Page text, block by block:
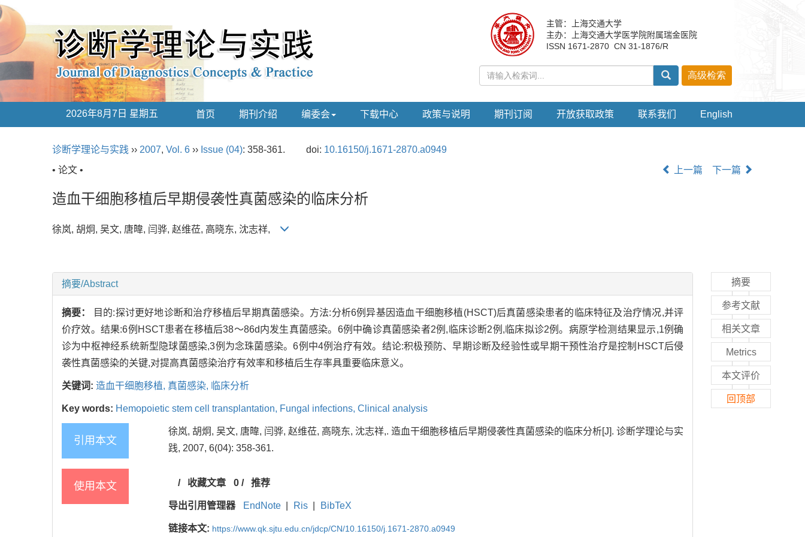
主管：上海交通大学
主办：上海交通大学医学院附属瑞金医院
ISSN 1671-2870 CN 31-1876/R
2026年8月7日 星期五 首页 期刊介绍 编委会 下载中心 政策与说明 期刊订阅 开放获取政策 联系我们 English
诊断学理论与实践 ›› 2007, Vol. 6 ›› Issue (04): 358-361. doi: 10.16150/j.1671-2870.a0949
• 论文 •
上一篇 下一篇
造血干细胞移植后早期侵袭性真菌感染的临床分析
徐岚, 胡炯, 吴文, 唐暐, 闫骅, 赵维莅, 高晓东, 沈志祥,
摘要/Abstract
摘要：
目的:探讨更好地诊断和治疗移植后早期真菌感染。方法:分析6例异基因造血干细胞移植(HSCT)后真菌感染患者的临床特征及治疗情况,并评
价疗效。结果:6例HSCT患者在移植后38～86d内发生真菌感染。6例中确诊真菌感染者2例,临床诊断2例,临床拟诊2例。病原学检测结果显示,1例确
诊为中枢神经系统新型隐球菌感染,3例为念珠菌感染。6例中4例治疗有效。结论:积极预防、早期诊断及经验性或早期干预性治疗是控制HSCT后侵
袭性真菌感染的关键,对提高真菌感染治疗有效率和移植后生存率具重要临床意义。
关键词: 造血干细胞移植, 真菌感染, 临床分析
Key words: Hemopoietic stem cell transplantation, Fungal infections, Clinical analysis
引用本文
徐岚, 胡炯, 吴文, 唐暐, 闫骅, 赵维莅, 高晓东, 沈志祥,. 造血干细胞移植后早期侵袭性真菌感染的临床分析[J]. 诊断学理论与实
践, 2007, 6(04): 358-361.
使用本文 / 收藏文章 0/ 推荐
导出引用管理器 EndNote Ris BibTeX
链接本文: https://www.qk.sjtu.edu.cn/jdcp/CN/10.16150/j.1671-2870.a0949
摘要
参考文献
相关文章
Metrics
本文评价
回顶部